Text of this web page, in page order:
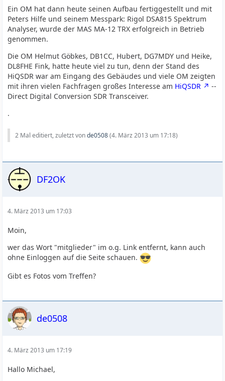
Ein OM hat dann heute seinen Aufbau fertiggestellt und mit
Peters Hilfe und seinem Messpark: Rigol DSA815 Spektrum
Analyser, wurde der MAS MA-12 TRX erfolgreich in Betrieb
genommen.
Die OM Helmut Göbkes, DB1CC, Hubert, DG7MDY und Heike,
DL8FHE Fink, hatte heute viel zu tun, denn der Stand des
HiQSDR war am Eingang des Gebäudes und viele OM zeigten
mit ihren vielen Fachfragen großes Interesse am HiQSDR
--
Direct Digital Conversion SDR Transceiver.
.
2 Mal editiert, zuletzt vonde0508(4. März 2013 um 17:18)
DF2OK
4. März 2013 um 17:03
Moin,
wer das Wort "mitglieder" im o.g. Link entfernt, kann auch
ohne Einloggen auf die Seite schauen.
Gibt es Fotos vom Treffen?
de0508
4. März 2013 um 17:19
Hallo Michael,